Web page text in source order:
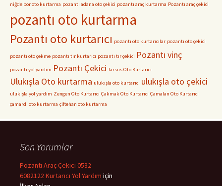
niğde bor oto kurtarma pozantı adana oto çekici pozantı araç kurtarma Pozantı araç çekici
pozantı oto kurtarma
Pozantı oto kurtarıcı pozantı oto kurtarıcılar pozantı oto çekici
pozantı oto çekme pozantı tır kurtarıcı pozantı tır çekici Pozantı vinç
pozantı yol yardım Pozantı Çekici Tarsus Oto Kurtarıcı
Ulukışla Oto kurtarma ulukışla oto kurtarıcı ulukışla oto çekici
ulukışla yol yardım Zengen Oto Kurtarıcı Çakmak Oto Kurtarıcı Çamalan Oto Kurtarıcı
çamardı oto kurtarma çiftehan oto kurtarma
Son Yorumlar
Pozantı Araç Çekici 0532
6082122 Kurtarıcı Yol Yardım için